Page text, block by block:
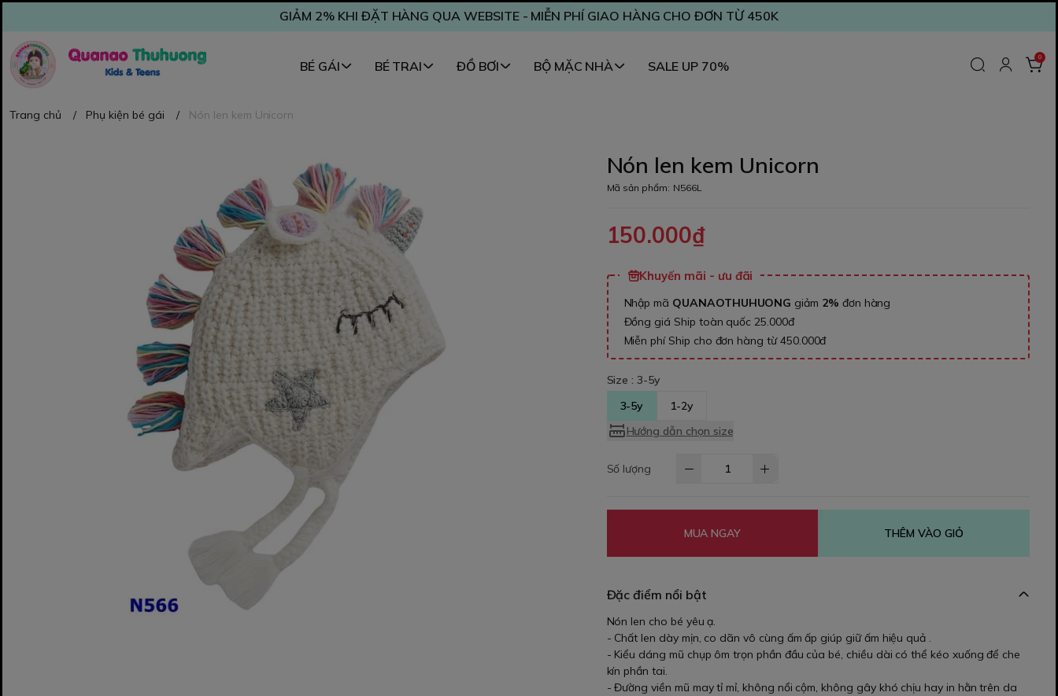
GIẢM 2% KHI ĐẶT HÀNG QUA WEBSITE - MIỄN PHÍ GIAO HÀNG CHO ĐƠN TỪ 450K
BÉ GÁI BÉ TRAI ĐỒ BƠI BỘ MẶC NHÀ SALE UP 70%
0
Trang chủ / Phụ kiện bé gái / Nón len kem Unicorn
Nón len kem Unicorn
Mã sản phẩm: N566L
150.000₫
Khuyến mãi - ưu đãi
Nhập mã QUANAOTHUHUONG giảm 2% đơn hàng
Đồng giá Ship toàn quốc 25.000đ
Miễn phí Ship cho đơn hàng từ 450.000đ
Size :3-5y
3-5y
1-2y
Hướng dẫn chọn size
Số lượng
MUA NGAY THÊM VÀO GIỎ
Đặc điểm nổi bật
Nón len cho bé yêu ạ.
- Chất len dày mịn, co dãn vô cùng ấm ấp giúp giữ ấm hiệu quả .
- Kiểu dáng mũ chụp ôm trọn phần đầu của bé, chiều dài có thể kéo xuống để che
kín phần tai.
- Đường viền mũ may tỉ mỉ, không nổi cộm, không gây khó chịu hay in hằn trên da